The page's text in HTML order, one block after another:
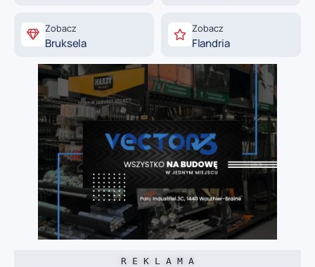
Zobacz
Bruksela
Zobacz
Flandria
R E K L A M A